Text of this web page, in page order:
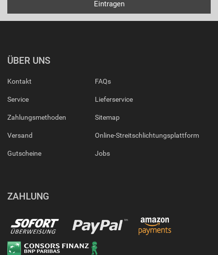
ÜBER UNS
Kontakt
Service
Zahlungsmethoden
Versand
Gutscheine
FAQs
Lieferservice
Sitemap
Online-Streitschlichtungsplattform
Jobs
ZAHLUNG